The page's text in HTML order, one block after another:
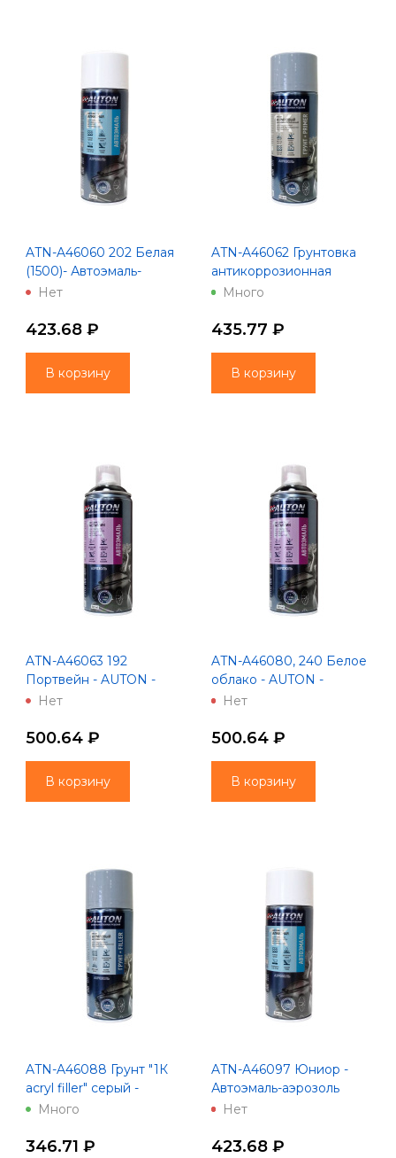
ATN-A46060 202 Белая
(1500)- Автоэмаль-
аэрозоль "Автон" 520 мл
Нет
423.68 ₽
В корзину
ATN-A46062 Грунтовка
антикоррозионная
серая с цинком -
Много
435.77 ₽
В корзину
ATN-A46063 192
Портвейн - AUTON -
Автоэмаль металлик -
Нет
500.64 ₽
В корзину
ATN-A46080, 240 Белое
облако - AUTON -
Автоэмаль металлик -
Нет
500.64 ₽
В корзину
ATN-A46088 Грунт "1К
acryl filler" серый -
Аэрозоль "Автон" -
Много
346.71 ₽
ATN-A46097 Юниор -
Автоэмаль-аэрозоль
"Автон" 520 мл
Нет
423.68 ₽